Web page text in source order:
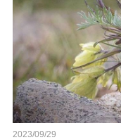
2023/09/29